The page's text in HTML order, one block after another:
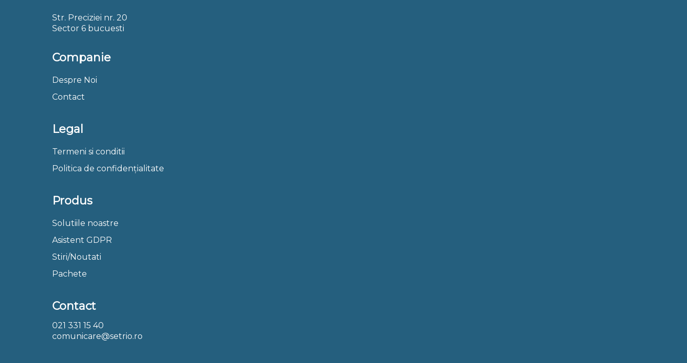
Str. Preciziei nr. 20
Sector 6 bucuesti
Companie
Despre Noi
Contact
Legal
Termeni si conditii
Politica de confidențialitate
Produs
Solutiile noastre
Asistent GDPR
Stiri/Noutati
Pachete
Contact
021 331 15 40
comunicare@setrio.ro